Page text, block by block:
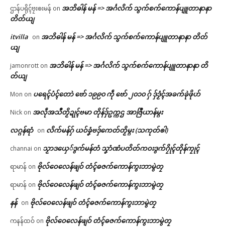
ဌာန်ပရိုၚ်ဗၠးၜးမန် on အဘိဓါန် မန် => အၚ်္ဂလိက် သွက်စက်ကောန်ပျူတာနာနာ
တိတ်ယျ
itvilla on အဘိဓါန် မန် => အၚ်္ဂလိက် သွက်စက်ကောန်ပျူတာနာနာ တိတ်
ယျ
jamonrott on အဘိဓါန် မန် => အၚ်္ဂလိက် သွက်စက်ကောန်ပျူတာနာနာ တိ
တ်ယျ
Mon on ပရေၚ်ပံၚ်တောဲ ဗော် ၁၉၉၀ ကဵု ဗော် ၂၀၁၀ ဂှ် ဒှ်ဒၟံၚ်အခက်ခုဲဖိုဟ်
Nick on အလဵုအသဳတၟိဍုၚ်ဗမာ တိုန်ဒှ်ဥက္ကဌ အာဇြဳယာန်မ္ဂး
လဂ္ဂန်ရာံ on လိက်မန်ဂှ် ယဝ်ခၞံဗဒှ်ကေတ်တၟိမ္ဂး (သကုတ်ၜါ)
channai on သၟာဒယှေ်ဒွက်မန်တံ သၞာံဏံပတိတ်ကဝးဒွက်ဂၠိုၚ်တိုန်ကၠုၚ်
ရာမာန် on ဗိုလ်ဝေလေန်ဖျဝ် တံၚ်ဓဇက်ကောန်ကွးဘာမွဲတၠ
ရာမာန် on ဗိုလ်ဝေလေန်ဖျဝ် တံၚ်ဓဇက်ကောန်ကွးဘာမွဲတၠ
နန် on ဗိုလ်ဝေလေန်ဖျဝ် တံၚ်ဓဇက်ကောန်ကွးဘာမွဲတၠ
ကနန်ထဝ် on ဗိုလ်ဝေလေန်ဖျဝ် တံၚ်ဓဇက်ကောန်ကွးဘာမွဲတၠ